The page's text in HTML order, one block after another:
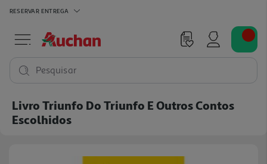
RESERVAR ENTREGA
Pesquisar
Livro Triunfo Do Triunfo E Outros Contos
Escolhidos